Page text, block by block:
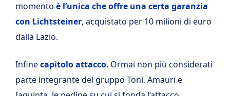
momento è l’unica che offre una certa garanzia
con Lichtsteiner, acquistato per 10 milioni di euro
dalla Lazio.
Infinecapitolo attacco. Ormai non più considerati
parte integrante del gruppo Toni, Amauri e